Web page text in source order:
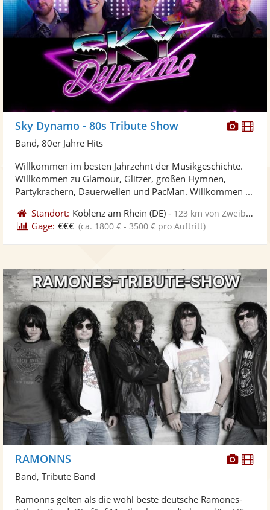
Fotos
Sky Dynamo - 80s Tribute Show
Band, 80er Jahre Hits
Willkommen im besten Jahrzehnt der Musikgeschichte.
Willkommen zu Glamour, Glitzer, großen Hymnen,
Partykrachern, Dauerwellen und PacMan. Willkommen ...
Standort: Koblenz am Rhein (DE) - 123 km von Zweibrücken
Gage: €€€ (ca. 1800 € - 3500 € pro Auftritt)
Fotos
RAMONNS
Band, Tribute Band
Ramonns gelten als die wohl beste deutsche Ramones-